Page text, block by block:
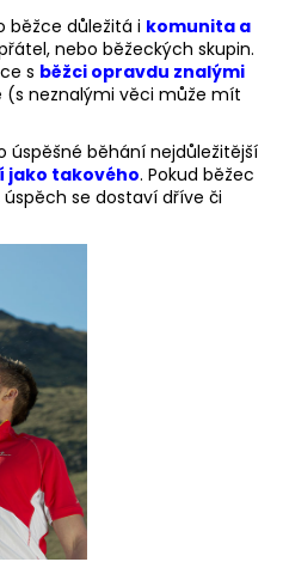
běžce důležitá i komunita a
nebo běžeckých skupin.
s běžci opravdu znalými
neznalými věci může mít
úspěšné běhání nejdůležitější
jako takového. Pokud běžec
se dostaví dříve či